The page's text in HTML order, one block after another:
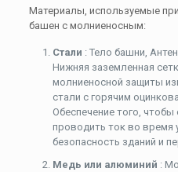
Материалы, используемые
башен с молниеносным:
Стали : Тело башни,
Нижняя заземленная
молниеносной защиты
стали с горячим
Обеспечение того,
проводить ток во время
безопасность зданий и
Медь или алюминий :